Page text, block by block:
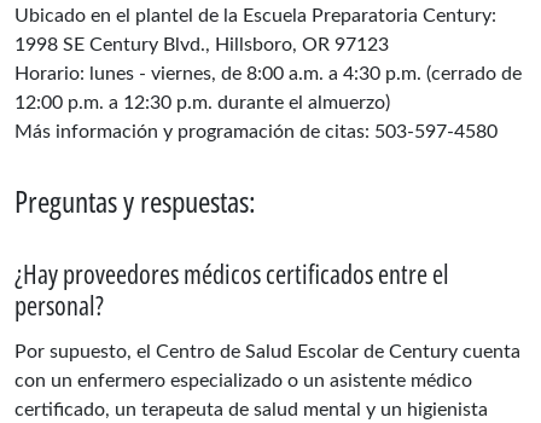
Ubicado en el plantel de la Escuela Preparatoria Century:
1998 SE Century Blvd., Hillsboro, OR 97123
Horario: lunes - viernes, de 8:00 a.m. a 4:30 p.m. (cerrado de
12:00 p.m. a 12:30 p.m. durante el almuerzo)
Más información y programación de citas: 503-597-4580
Preguntas y respuestas:
¿Hay proveedores médicos certificados entre el
personal?
Por supuesto, el Centro de Salud Escolar de Century cuenta
con un enfermero especializado o un asistente médico
certificado, un terapeuta de salud mental y un higienista